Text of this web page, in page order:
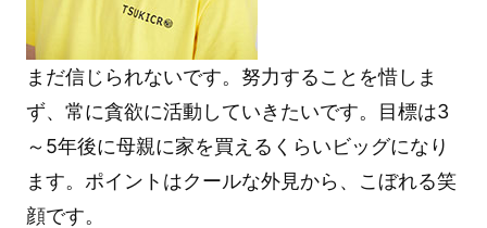
まだ信じられないです。努力することを惜しま
ず、常に貪欲に活動していきたいです。目標は3
～5年後に母親に家を買えるくらいビッグになり
ます。ポイントはクールな外見から、こぼれる笑
顔です。